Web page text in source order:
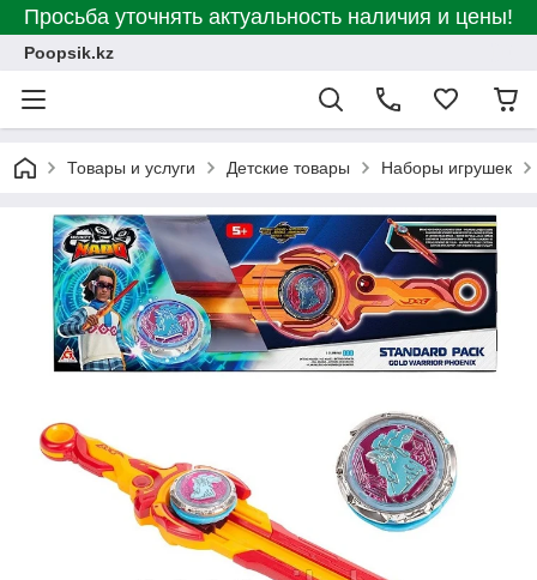
Просьба уточнять актуальность наличия и цены!
Poopsik.kz
Товары и услуги Детские товары Наборы игрушек